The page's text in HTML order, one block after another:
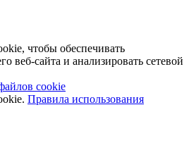
чтобы обеспечивать
веб-сайта и анализировать сетевой
cookie
Правила использования